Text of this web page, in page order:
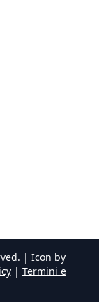
| Icon by
| Termini e